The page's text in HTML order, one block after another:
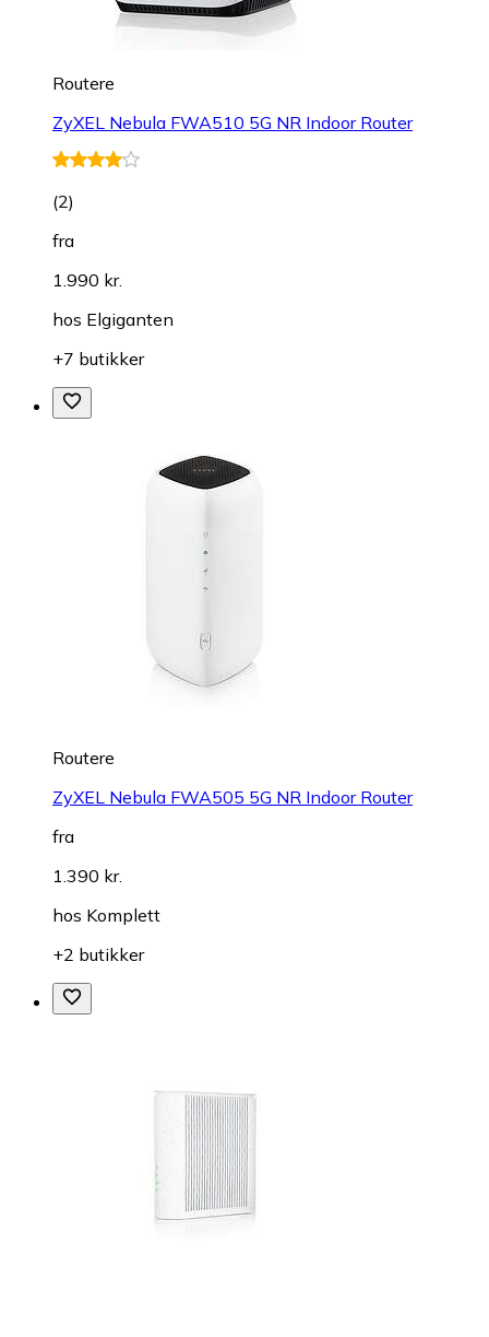
Routere
ZyXEL Nebula FWA510 5G NR Indoor Router
(2)
fra
1.990 kr.
hos Elgiganten
+7 butikker
Routere
ZyXEL Nebula FWA505 5G NR Indoor Router
fra
1.390 kr.
hos Komplett
+2 butikker